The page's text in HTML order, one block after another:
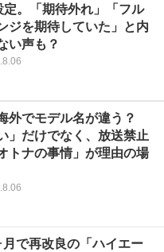
定。「期待外れ」「フル
ジを期待していた」と内
い声も？
外でモデル名が違う？
」だけでなく、放送禁止
トナの事情」が理由の場
月で再改良の「ハイエー